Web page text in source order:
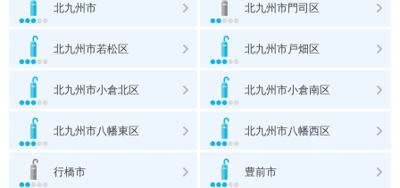
北九州市 北九州市門司区
北九州市若松区 北九州市戸畑区
北九州市小倉北区 北九州市小倉南区
北九州市八幡東区 北九州市八幡西区
行橋市 豊前市